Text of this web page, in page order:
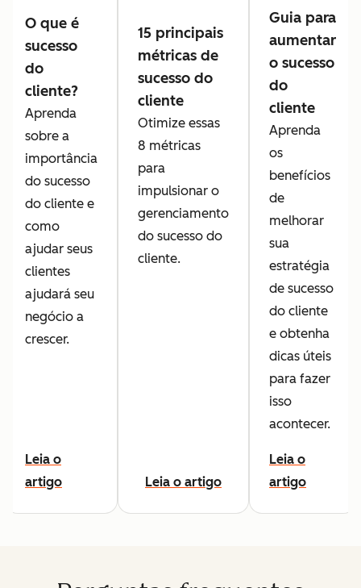
O que é
sucesso
do
cliente?
Aprenda
sobre a
importância
do sucesso
do cliente e
como
ajudar seus
clientes
ajudará seu
negócio a
crescer.
Leia o
artigo
15 principais
métricas de
sucesso do
cliente
Otimize essas
8 métricas
para
impulsionar o
gerenciamento
do sucesso do
cliente.
Leia o artigo
Guia para
aumentar
o sucesso
do
cliente
Aprenda
os
benefícios
de
melhorar
sua
estratégia
de sucesso
do cliente
e obtenha
dicas úteis
para fazer
isso
acontecer.
Leia o
artigo